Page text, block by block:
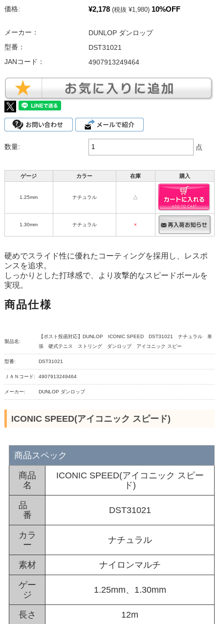
価格:
¥2,178 (税抜 ¥1,980) 10%OFF
メーカー：
DUNLOP ダンロップ
型番：
DST31021
JANコード：
4907913249464
数量: 点
ゲージ カラー 在庫 購入
1.25mm ナチュラル △
1.30mm ナチュラル ×
硬めでスライド性に優れたコーティングを採用し、レスポ
ンスを追求。
しっかりとした打球感で、より攻撃的なスピードボールを
実現。
商品仕様
製品名:
【ポスト投函対応】DUNLOP ICONIC SPEED DST31021 ナチュラル 単
張 硬式テニス ストリング ダンロップ アイコニック スピー
型番: DST31021
ＪＡＮコード: 4907913249464
メーカー: DUNLOP ダンロップ
ICONIC SPEED(アイコニック スピード)
商品スペック
商品
名
ICONIC SPEED(アイコニック スピー
ド)
品
番
DST31021
カラ
ー
ナチュラル
素材 ナイロンマルチ
ゲー
ジ
1.25mm、1.30mm
長さ 12m